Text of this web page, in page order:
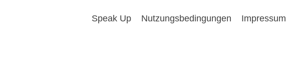
Speak Up Nutzungsbedingungen Impressum